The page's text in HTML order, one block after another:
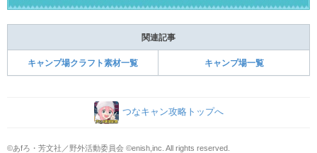
関連記事
キャンプ場クラフト素材一覧 キャンプ場一覧
つなキャン攻略トップへ
©あfろ・芳文社／野外活動委員会 ©enish,inc. All rights reserved.